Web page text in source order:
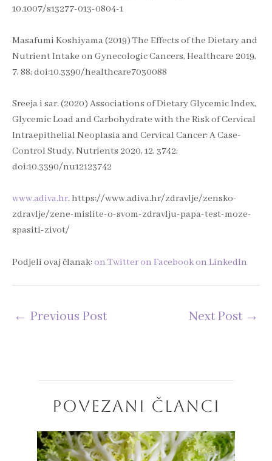
10.1007/s13277-013-0804-1
Masafumi Koshiyama (2019) The Effects of the Dietary and
Nutrient Intake on Gynecologic Cancers, Healthcare 2019,
7, 88; doi:10.3390/healthcare7030088
Sreeja i sar. (2020) Associations of Dietary Glycemic Index,
Glycemic Load and Carbohydrate with the Risk of Cervical
Intraepithelial Neoplasia and Cervical Cancer: A Case-
Control Study, Nutrients 2020, 12, 3742;
doi:10.3390/nu12123742
www.adiva.hr. https://www.adiva.hr/zdravlje/zensko-
zdravlje/zene-mislite-o-svom-zdravlju-papa-test-moze-
spasiti-zivot/
Podjeli ovaj članak:on Twitteron Facebookon LinkedIn
← Previous Post Next Post →
POVEZANI ČLANCI